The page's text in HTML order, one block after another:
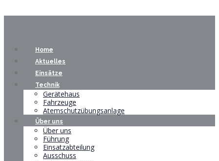
Home
Aktuelles
Einsätze
Technik
Gerätehaus
Fahrzeuge
Atemschutzübungsanlage
Über uns
Über uns
Führung
Einsatzabteilung
Ausschuss